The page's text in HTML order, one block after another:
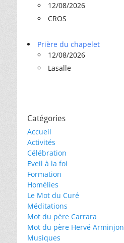
12/08/2026
CROS
Prière du chapelet
12/08/2026
Lasalle
Catégories
Accueil
Activités
Célébration
Eveil à la foi
Formation
Homélies
Le Mot du Curé
Méditations
Mot du père Carrara
Mot du père Hervé Arminjon
Musiques